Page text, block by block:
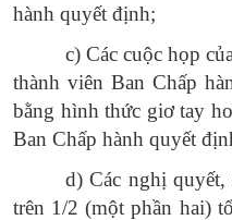
hành quyết định;
c) Các cuộc họp
thành viên Ban Chấp
bằng hình thức giơ tay
Ban Chấp hành quyết
d) Các nghị
trên 1/2 (một phần hai)